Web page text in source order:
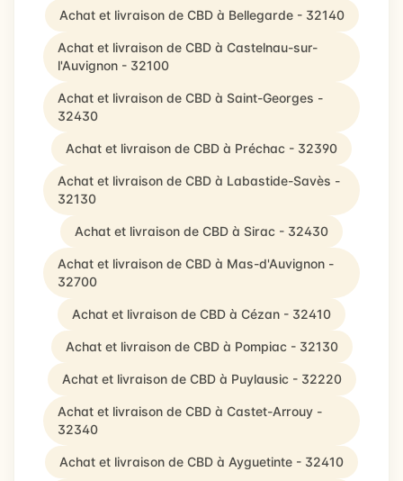
Achat et livraison de CBD à Bellegarde - 32140
Achat et livraison de CBD à Castelnau-sur-
l'Auvignon - 32100
Achat et livraison de CBD à Saint-Georges -
32430
Achat et livraison de CBD à Préchac - 32390
Achat et livraison de CBD à Labastide-Savès -
32130
Achat et livraison de CBD à Sirac - 32430
Achat et livraison de CBD à Mas-d'Auvignon -
32700
Achat et livraison de CBD à Cézan - 32410
Achat et livraison de CBD à Pompiac - 32130
Achat et livraison de CBD à Puylausic - 32220
Achat et livraison de CBD à Castet-Arrouy -
32340
Achat et livraison de CBD à Ayguetinte - 32410